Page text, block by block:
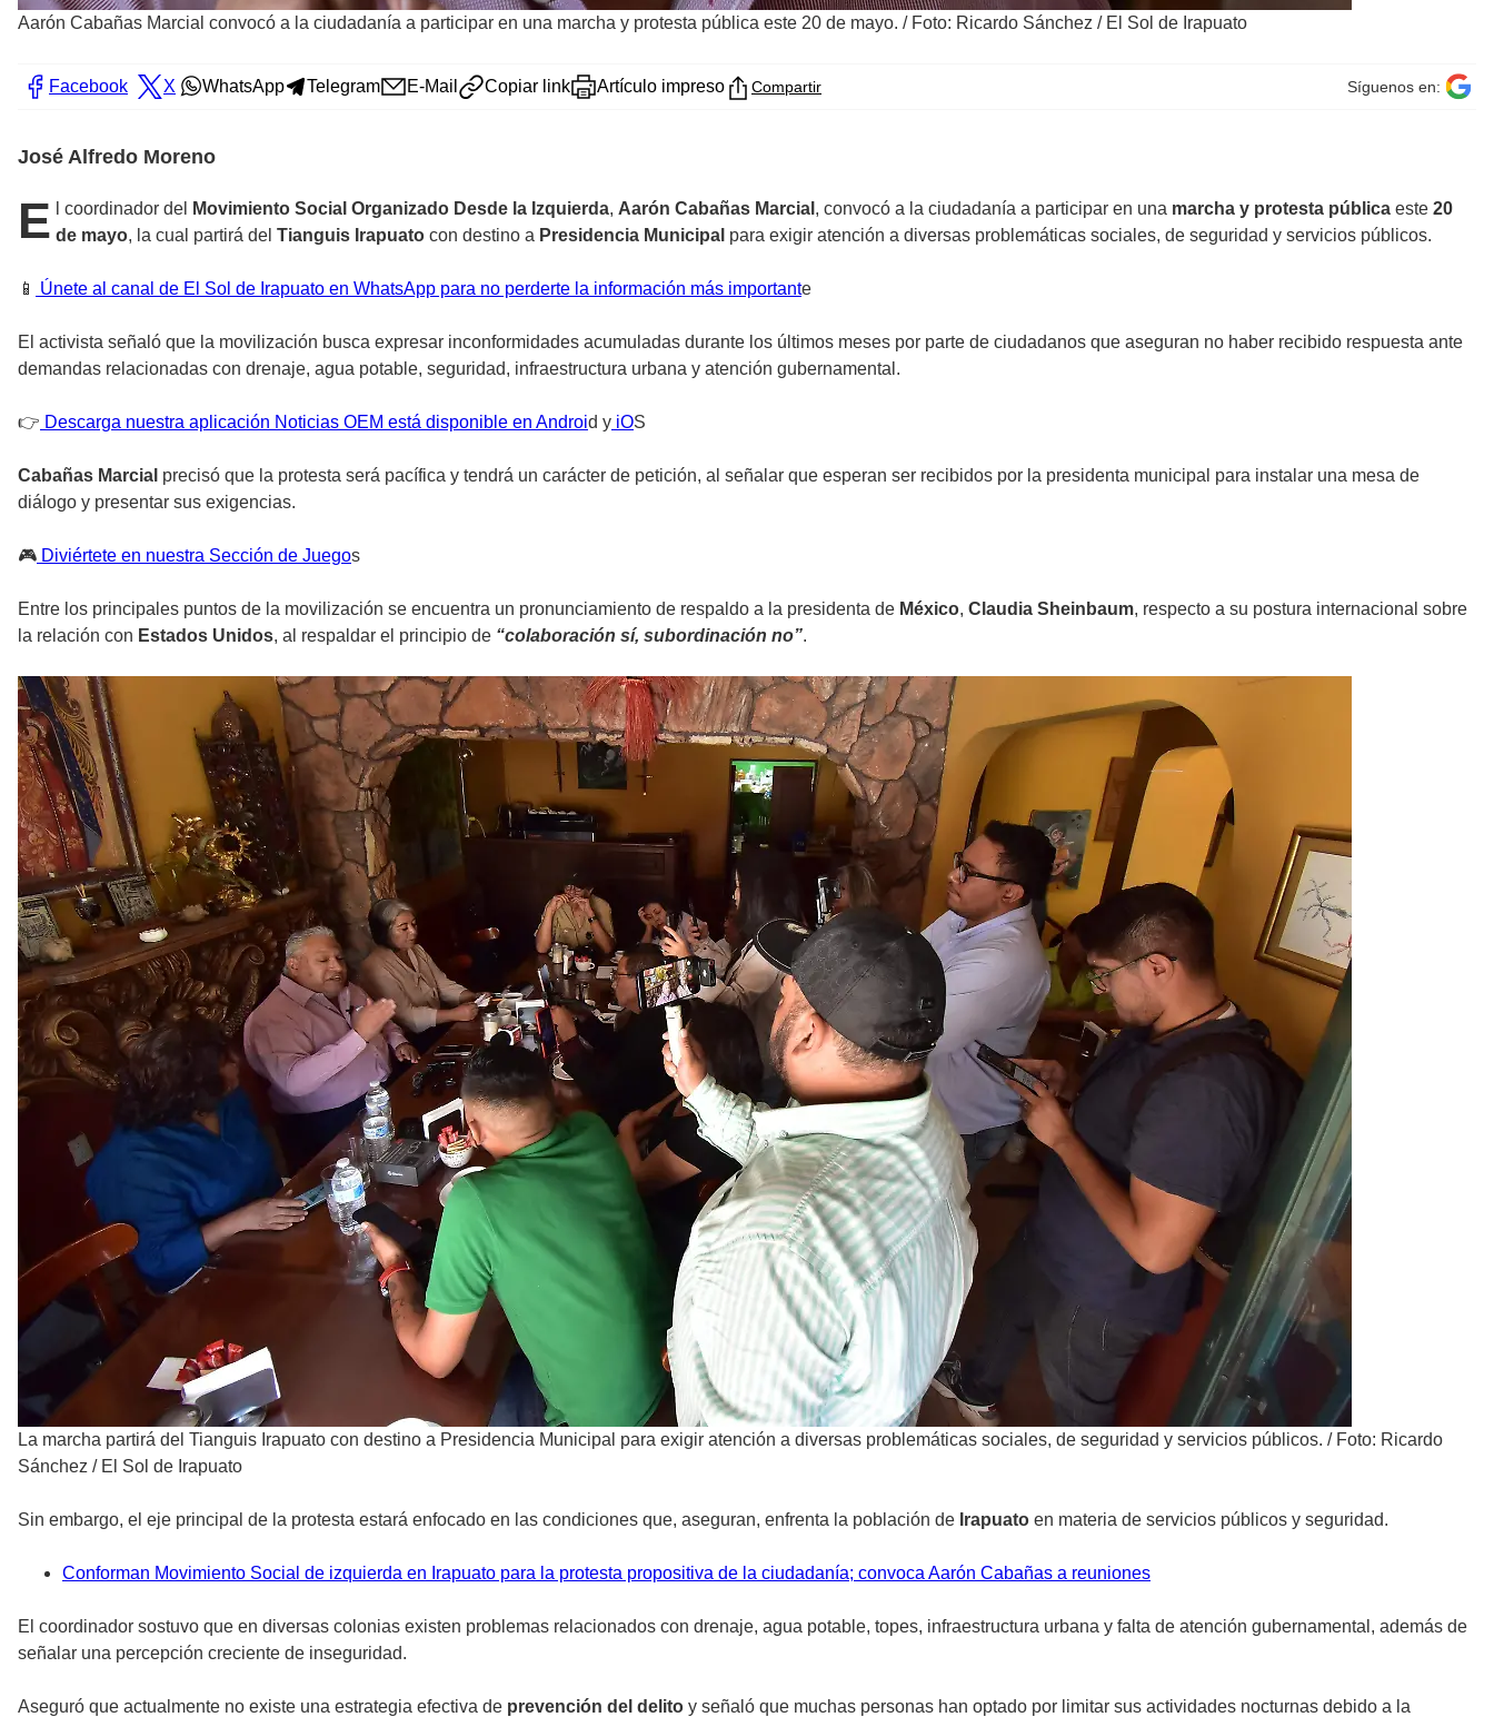
Aarón Cabañas Marcial convocó a la ciudadanía a participar en una marcha y protesta pública este 20 de mayo. / Foto: Ricardo Sánchez / El Sol de Irapuato
Facebook X WhatsApp Telegram E-Mail Copiar link Artículo impreso Compartir Síguenos en:
José Alfredo Moreno
E l coordinador del Movimiento Social Organizado Desde la Izquierda, Aarón Cabañas Marcial , convocó a la ciudadanía a participar en una marcha y protesta pública este 20
de mayo, la cual partirá del Tianguis Irapuato con destino a Presidencia Municipal para exigir atención a diversas problemáticas sociales, de seguridad y servicios públicos.
📱 Únete al canal de El Sol de Irapuato en WhatsApp para no perderte la información más importante
El activista señaló que la movilización busca expresar inconformidades acumuladas durante los últimos meses por parte de ciudadanos que aseguran no haber recibido respuesta ante
demandas relacionadas con drenaje, agua potable, seguridad, infraestructura urbana y atención gubernamental.
👉 Descarga nuestra aplicación Noticias OEM está disponible en Android y iOS
Cabañas Marcial precisó que la protesta será pacífica y tendrá un carácter de petición, al señalar que esperan ser recibidos por la presidenta municipal para instalar una mesa de
diálogo y presentar sus exigencias.
🎮 Diviértete en nuestra Sección de Juegos
Entre los principales puntos de la movilización se encuentra un pronunciamiento de respaldo a la presidenta de México, Claudia Sheinbaum, respecto a su postura internacional sobre
la relación con Estados Unidos, al respaldar el principio de “colaboración sí, subordinación no”.
La marcha partirá del Tianguis Irapuato con destino a Presidencia Municipal para exigir atención a diversas problemáticas sociales, de seguridad y servicios públicos. / Foto: Ricardo
Sánchez / El Sol de Irapuato
Sin embargo, el eje principal de la protesta estará enfocado en las condiciones que, aseguran, enfrenta la población de Irapuato en materia de servicios públicos y seguridad.
Conforman Movimiento Social de izquierda en Irapuato para la protesta propositiva de la ciudadanía; convoca Aarón Cabañas a reuniones
El coordinador sostuvo que en diversas colonias existen problemas relacionados con drenaje, agua potable, topes, infraestructura urbana y falta de atención gubernamental, además de
señalar una percepción creciente de inseguridad.
Aseguró que actualmente no existe una estrategia efectiva de prevención del delito y señaló que muchas personas han optado por limitar sus actividades nocturnas debido a la